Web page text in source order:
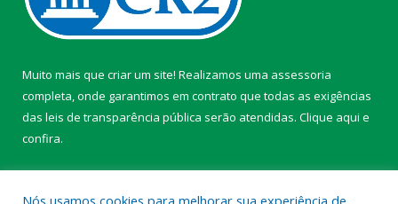
Muito mais que criar um site! Realizamos uma assessoria
completa, onde garantimos em contrato que todas as exigências
das leis de transparência pública serão atendidas. Clique aqui e
confira.
Nós usamos cookies para melhorar sua experiência de